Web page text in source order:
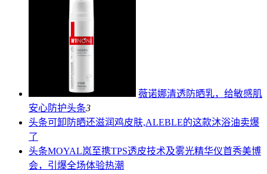
薇诺娜清透防晒乳，给敏感肌
安心防护头条3
头条可卸防晒还滋润鸡皮肤,ALEBLE的这款沐浴油卖爆
了
头条MOYAL岚至携TPS透皮技术及雾光精华仪首秀美博
会，引爆全场体验热潮